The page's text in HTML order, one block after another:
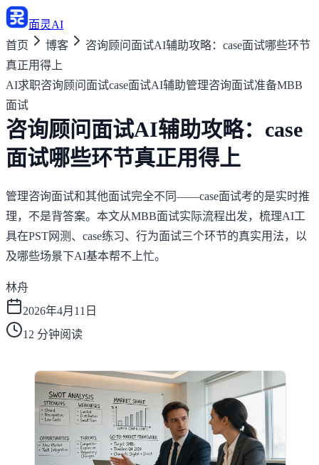
面灵AI
首页
博客
咨询顾问面试AI辅助攻略：case面试哪些环节
真正用得上
AI求职咨询顾问面试case面试AI辅助管理咨询面试准备MBB
面试
咨询顾问面试AI辅助攻略：case
面试哪些环节真正用得上
管理咨询面试和其他面试完全不同——case面试考的是实时推
理，不是背答案。本文从MBB面试实际流程出发，梳理AI工
具在PST网测、case练习、行为面试三个环节的真实用法，以
及哪些场景下AI基本帮不上忙。
林舟
2026年4月11日
12 分钟阅读